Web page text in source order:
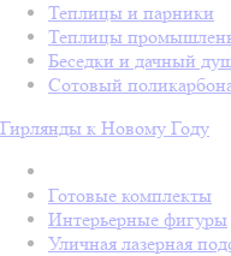
Теплицы и парники
Теплицы
Беседки и дачный
Сотовый
Гирлянды к Новому Году
Готовые комплекты
Интерьерные фигуры
Уличная лазерная